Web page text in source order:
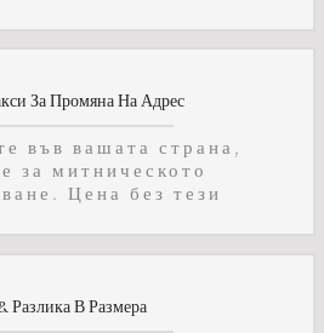
За Промяна На Адрес
във вашата страна,
за митническото
Цена без тези
Разлика В Размера